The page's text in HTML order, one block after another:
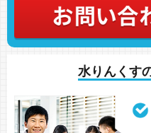
水りんくす